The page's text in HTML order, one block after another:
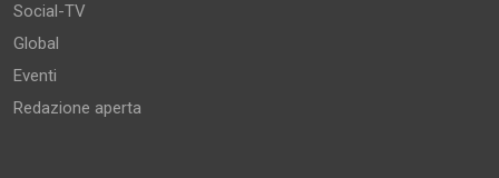
Social-TV
Global
Eventi
Redazione aperta